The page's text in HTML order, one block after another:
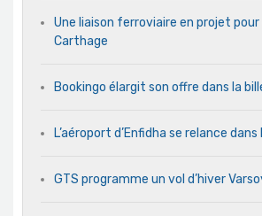
Une liaison ferroviaire en projet
Carthage
Bookingo élargit son offre dans la
L’aéroport d’Enfidha se relance
GTS programme un vol d’hiver